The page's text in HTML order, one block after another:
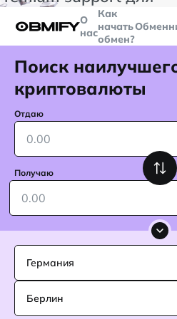
больше
О
нас
Как
начать
обмен?
Поиск
криптовалюты
Отдаю
Получаю
Германия
Берлин